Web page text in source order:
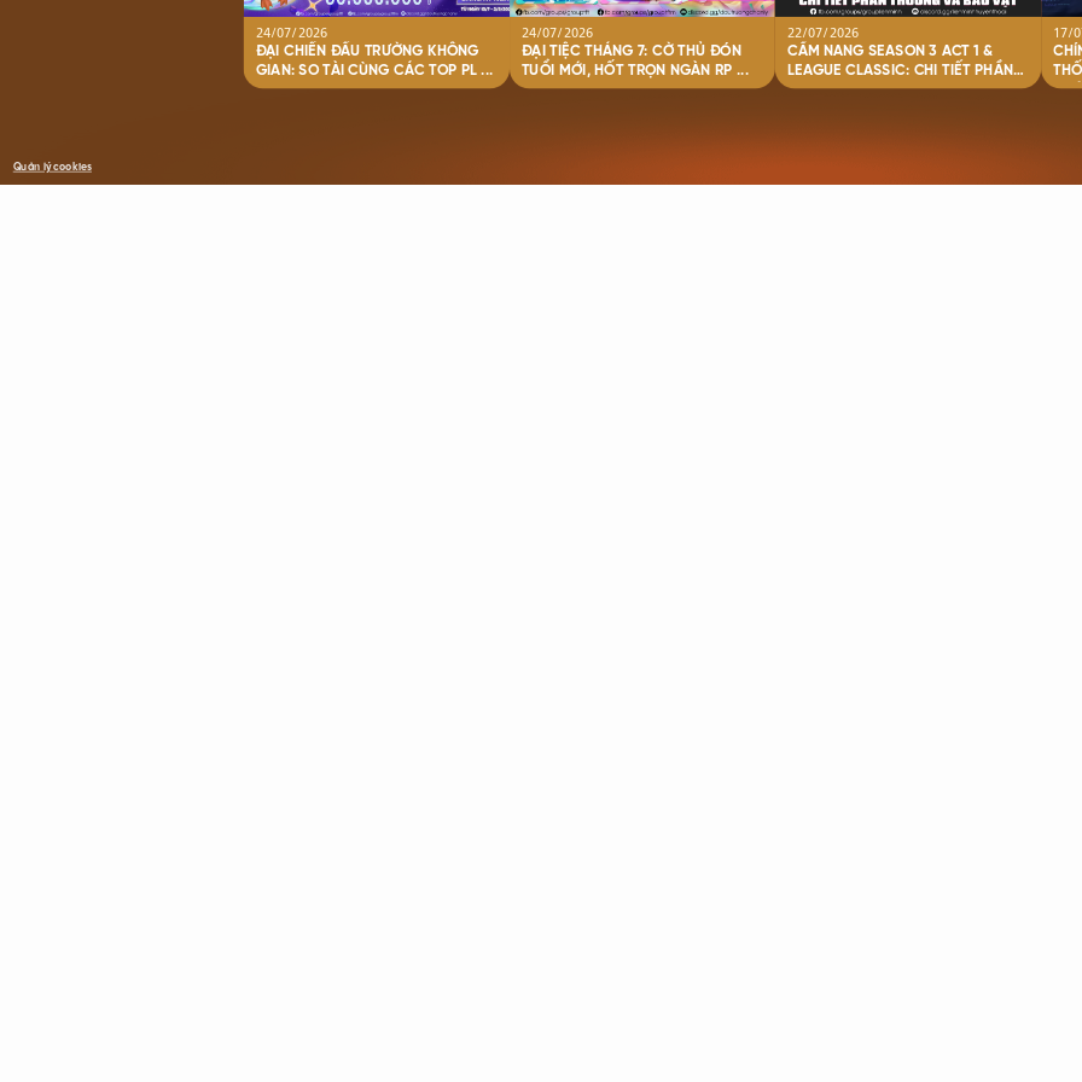
24/07/2026
ĐẠI CHIẾN ĐẤU TRƯỜNG KHÔNG
GIAN: SO TÀI CÙNG CÁC TOP PL ...
24/07/2026
ĐẠI TIỆC THÁNG 7: CỜ THỦ ĐÓN
TUỔI MỚI, HỐT TRỌN NGÀN RP ...
22/07/2026
CẨM NANG SEASON 3 ACT 1 &
LEAGUE CLASSIC: CHI TIẾT PHẦN
...
17/
Quản lý cookies